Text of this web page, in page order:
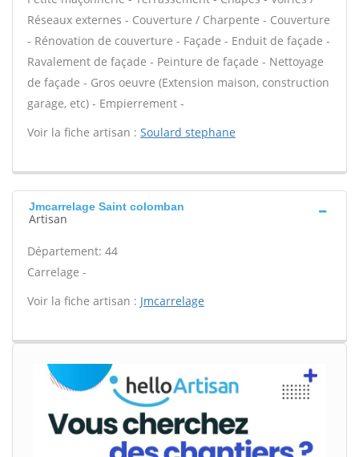
Réseaux externes - Couverture / Charpente - Couverture
- Rénovation de couverture - Façade - Enduit de façade -
Ravalement de façade - Peinture de façade - Nettoyage
de façade - Gros oeuvre (Extension maison, construction
garage, etc) - Empierrement -
Voir la fiche artisan : Soulard stephane
Jmcarrelage Saint colomban
Artisan
Département: 44
Carrelage -
Voir la fiche artisan : Jmcarrelage